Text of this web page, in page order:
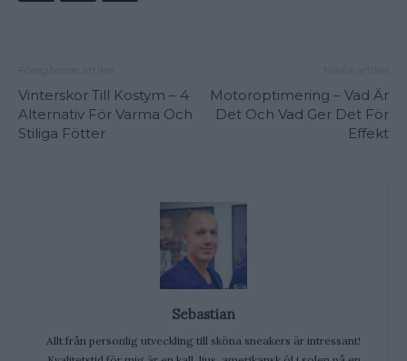
Vinterskor Till Kostym – 4
Alternativ För Varma Och
Stiliga Fötter
Motoroptimering – Vad Är
Det Och Vad Ger Det För
Effekt
Sebastian
Allt från personlig utveckling till sköna sneakers är intressant!